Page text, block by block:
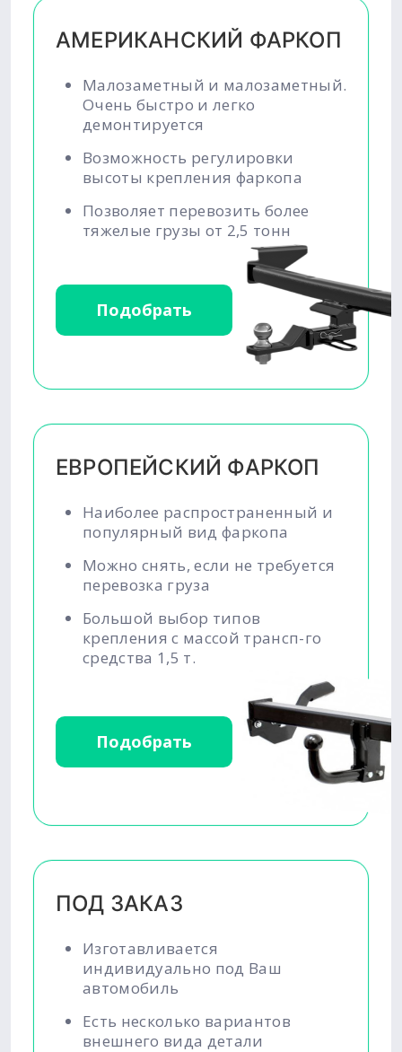
АМЕРИКАНСКИЙ ФАРКОП
Малозаметный и малозаметный.
Очень быстро и легко
демонтируется
Возможность регулировки
высоты крепления фаркопа
Позволяет перевозить более
тяжелые грузы от 2,5 тонн
Подобрать
ЕВРОПЕЙСКИЙ ФАРКОП
Наиболее распространенный и
популярный вид фаркопа
Можно снять, если не требуется
перевозка груза
Большой выбор типов
крепления с массой трансп-го
средства 1,5 т.
Подобрать
ПОД ЗАКАЗ
Изготавливается
индивидуально под Ваш
автомобиль
Есть несколько вариантов
внешнего вида детали